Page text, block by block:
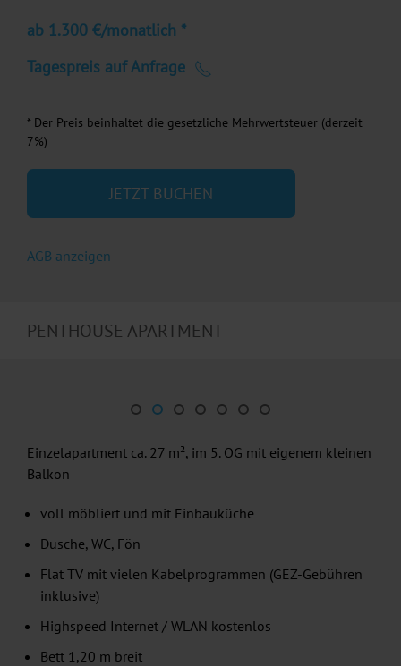
ab 1.300 €/monatlich *
Tagespreis auf Anfrage
* Der Preis beinhaltet die gesetzliche Mehrwertsteuer (derzeit
7%)
JETZT BUCHEN
AGB anzeigen
PENTHOUSE APARTMENT
Einzelapartment ca. 27 m², im 5. OG mit eigenem kleinen
Balkon
voll möbliert und mit Einbauküche
Dusche, WC, Fön
Flat TV mit vielen Kabelprogrammen (GEZ-Gebühren
inklusive)
Highspeed Internet / WLAN kostenlos
Bett 1,20 m breit